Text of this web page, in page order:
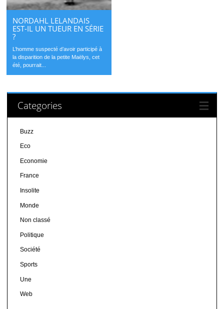
NORDAHL LELANDAIS
EST-IL UN TUEUR EN SÉRIE
?
L’homme suspecté d’avoir participé à
la disparition de la petite Maëlys, cet
été, pourrait...
Categories
Buzz
Eco
Economie
France
Insolite
Monde
Non classé
Politique
Société
Sports
Une
Web